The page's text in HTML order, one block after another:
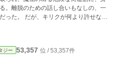
。離脱のための話し合いもなしの、一
った。 だが、キリクが何より許せなか
。勇者とその仲間たちは、キリクが肌
ンダントを、これ見よがしに踏みにじ
ペンダントは、魔王に殺された家族
見の品だった。 キリクの真価を知らな
ジー 53,357 位 / 53,357件